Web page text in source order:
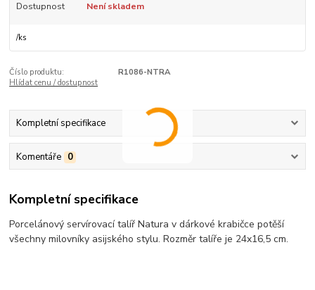
Dostupnost Není skladem
/ks
Číslo produktu:
R1086-NTRA
Hlídat cenu / dostupnost
Kompletní specifikace
Komentáře 0
Kompletní specifikace
Porcelánový servírovací talíř Natura v dárkové krabičce potěší
všechny milovníky asijského stylu. Rozměr talíře je 24x16,5 cm.